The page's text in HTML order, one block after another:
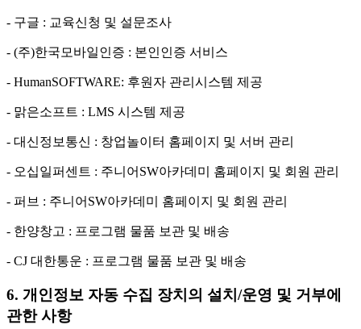
- 구글 : 교육신청 및 설문조사
- (주)한국모바일인증 : 본인인증 서비스
- HumanSOFTWARE: 후원자 관리시스템 제공
- 맑은소프트 : LMS 시스템 제공
- 대신정보통신 : 창업놀이터 홈페이지 및 서버 관리
- 오십일퍼센트 : 주니어SW아카데미 홈페이지 및 회원 관리
- 퍼브 : 주니어SW아카데미 홈페이지 및 회원 관리
- 한양창고 : 프로그램 물품 보관 및 배송
- CJ 대한통운 : 프로그램 물품 보관 및 배송
6. 개인정보 자동 수집 장치의 설치/운영 및 거부에
관한 사항